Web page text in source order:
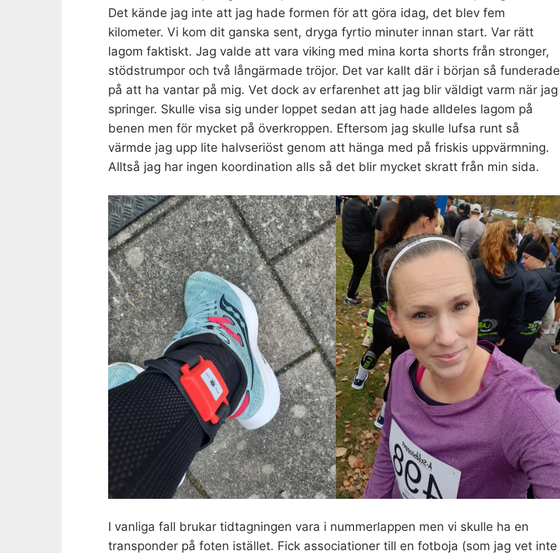
Det kände jag inte att jag hade formen för att göra idag, det blev fem
kilometer. Vi kom dit ganska sent, dryga fyrtio minuter innan start. Var rätt
lagom faktiskt. Jag valde att vara viking med mina korta shorts från stronger,
stödstrumpor och två långärmade tröjor. Det var kallt där i början så funderade
på att ha vantar på mig. Vet dock av erfarenhet att jag blir väldigt varm när jag
springer. Skulle visa sig under loppet sedan att jag hade alldeles lagom på
benen men för mycket på överkroppen. Eftersom jag skulle lufsa runt så
värmde jag upp lite halvseriöst genom att hänga med på friskis uppvärmning.
Alltså jag har ingen koordination alls så det blir mycket skratt från min sida.
I vanliga fall brukar tidtagningen vara i nummerlappen men vi skulle ha en
transponder på foten istället. Fick associationer till en fotboja (som jag vet inte